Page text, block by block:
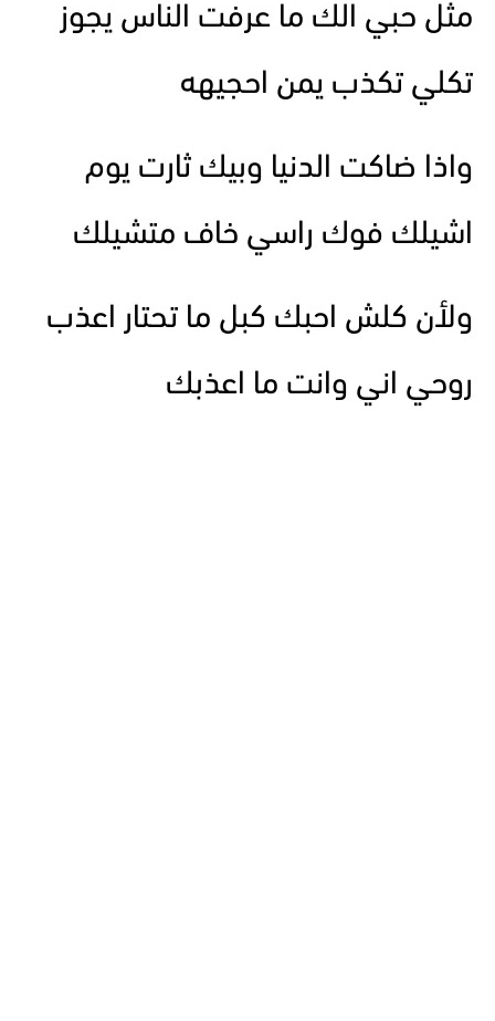
مثل حبي الك ما عرفت الناس يجوز
تكلي تكذب يمن احجيهه
واذا ضاكت الدنيا وبيك ثارت يوم
اشيلك فوك راسي خاف متشيلك
ولأن كلش احبك كبل ما تحتار اعذب
روحي اني وانت ما اعذبك